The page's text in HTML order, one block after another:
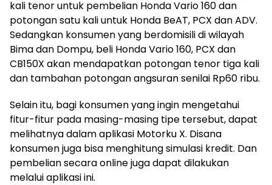
kali tenor untuk pembelian Honda Vario 160 dan
potongan satu kali untuk Honda BeAT, PCX dan ADV.
Sedangkan konsumen yang berdomisili di wilayah
Bima dan Dompu, beli Honda Vario 160, PCX dan
CB150X akan mendapatkan potongan tenor tiga kali
dan tambahan potongan angsuran senilai Rp60 ribu.
Selain itu, bagi konsumen yang ingin mengetahui
fitur-fitur pada masing-masing tipe tersebut, dapat
melihatnya dalam aplikasi Motorku X. Disana
konsumen juga bisa menghitung simulasi kredit. Dan
pembelian secara online juga dapat dilakukan
melalui aplikasi ini.